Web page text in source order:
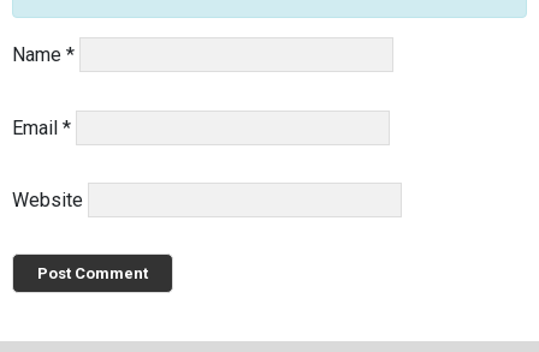
Name *
Email *
Website